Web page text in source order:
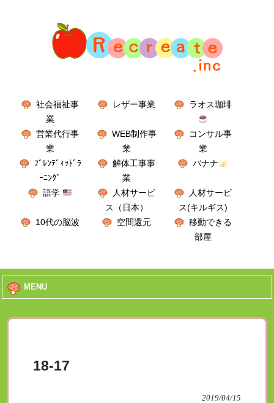
社会福祉事
業
レザー事業 ラオス珈琲
営業代行事
業
WEB制作事
業
コンサル事
業
ﾌﾞﾚﾝﾃﾞｨｯﾄﾞﾗ
ｰﾆﾝｸﾞ
解体工事事
業
バナナ
語学
人材サービ
ス（日本）
人材サービ
ス(キルギス)
10代の脳波
空間還元
移動できる
部屋
MENU
18-17
2019/04/15